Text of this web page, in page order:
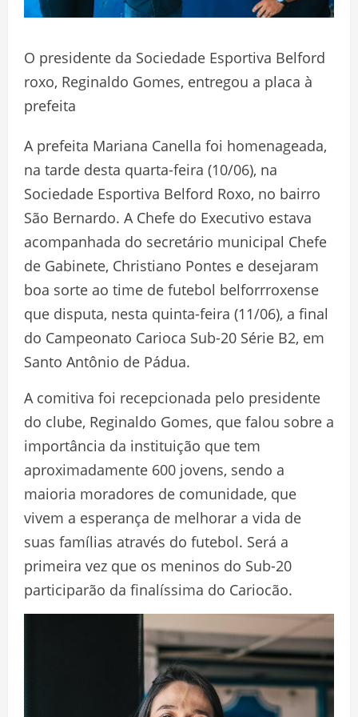
O presidente da Sociedade Esportiva Belford
roxo, Reginaldo Gomes, entregou a placa à
prefeita
A prefeita Mariana Canella foi homenageada,
na tarde desta quarta-feira (10/06), na
Sociedade Esportiva Belford Roxo, no bairro
São Bernardo. A Chefe do Executivo estava
acompanhada do secretário municipal Chefe
de Gabinete, Christiano Pontes e desejaram
boa sorte ao time de futebol belforrroxense
que disputa, nesta quinta-feira (11/06), a final
do Campeonato Carioca Sub-20 Série B2, em
Santo Antônio de Pádua.
A comitiva foi recepcionada pelo presidente
do clube, Reginaldo Gomes, que falou sobre a
importância da instituição que tem
aproximadamente 600 jovens, sendo a
maioria moradores de comunidade, que
vivem a esperança de melhorar a vida de
suas famílias através do futebol. Será a
primeira vez que os meninos do Sub-20
participarão da finalíssima do Cariocão.